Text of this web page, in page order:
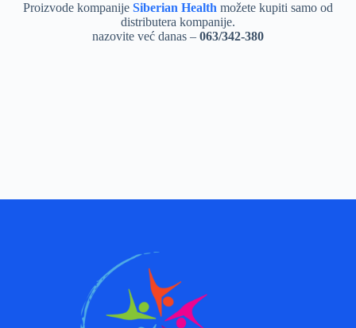
Proizvode kompanije Siberian Health možete kupiti samo od
distributera kompanije.
nazovite već danas – 063/342-380